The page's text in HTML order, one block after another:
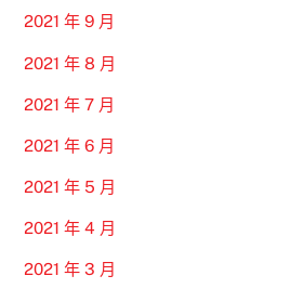
2021 年 9 月
2021 年 8 月
2021 年 7 月
2021 年 6 月
2021 年 5 月
2021 年 4 月
2021 年 3 月